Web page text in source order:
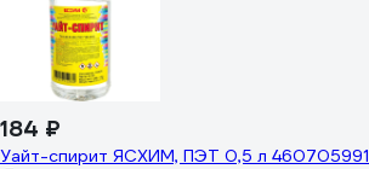
184 ₽
Уайт-спирит ЯСХИМ, ПЭТ 0,5 л